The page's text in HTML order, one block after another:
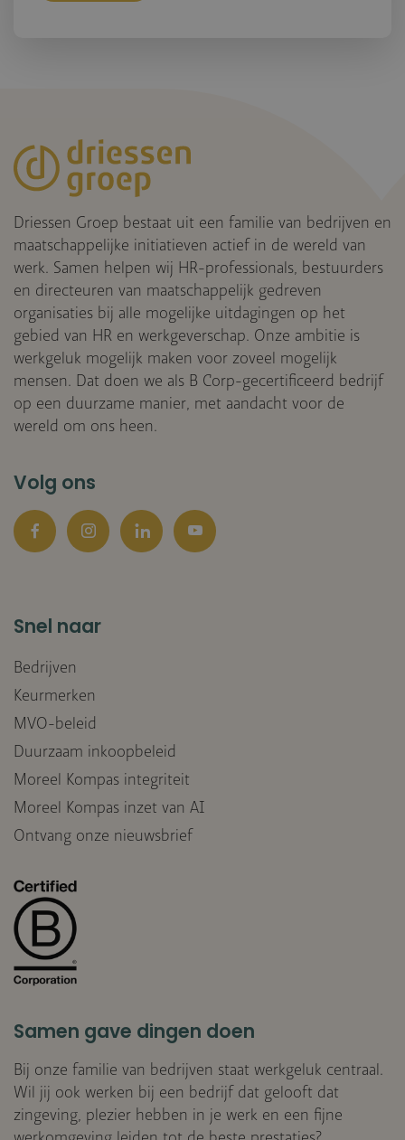
Driessen Groep bestaat uit een familie van bedrijven en
maatschappelijke initiatieven actief in de wereld van
werk. Samen helpen wij HR-professionals, bestuurders
en directeuren van maatschappelijk gedreven
organisaties bij alle mogelijke uitdagingen op het
gebied van HR en werkgeverschap. Onze ambitie is
werkgeluk mogelijk maken voor zoveel mogelijk
mensen. Dat doen we als B Corp-gecertificeerd bedrijf
op een duurzame manier, met aandacht voor de
wereld om ons heen.
Volg ons
Snel naar
Bedrijven
Keurmerken
MVO-beleid
Duurzaam inkoopbeleid
Moreel Kompas integriteit
Moreel Kompas inzet van AI
Ontvang onze nieuwsbrief
Samen gave dingen doen
Bij onze familie van bedrijven staat werkgeluk centraal.
Wil jij ook werken bij een bedrijf dat gelooft dat
zingeving, plezier hebben in je werk en een fijne